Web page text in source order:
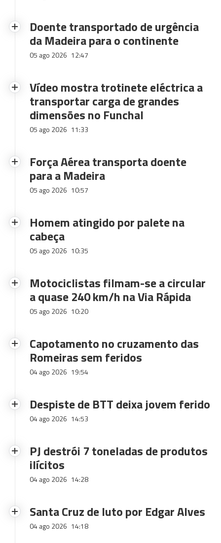
Doente transportado de urgência
da Madeira para o continente
05 ago 2026 12:47
Vídeo mostra trotinete eléctrica a
transportar carga de grandes
dimensões no Funchal
05 ago 2026 11:33
Força Aérea transporta doente
para a Madeira
05 ago 2026 10:57
Homem atingido por palete na
cabeça
05 ago 2026 10:35
Motociclistas filmam-se a circular
a quase 240 km/h na Via Rápida
05 ago 2026 10:20
Capotamento no cruzamento das
Romeiras sem feridos
04 ago 2026 19:54
Despiste de BTT deixa jovem ferido
04 ago 2026 14:53
PJ destrói 7 toneladas de produtos
ilícitos
04 ago 2026 14:28
Santa Cruz de luto por Edgar Alves
04 ago 2026 14:18